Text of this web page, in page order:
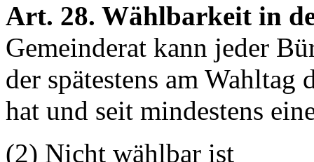
Art. 28. Wählbarkeit in
Gemeinderat kann jeder
der spätestens am
hat und seit mindestens
(2) Nicht wählbar ist